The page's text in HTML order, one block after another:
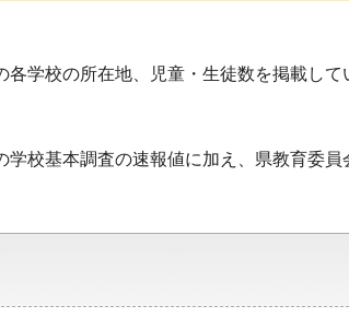
校の所在地、児童・生徒数を掲載して
基本調査の速報値に加え、県教育委員